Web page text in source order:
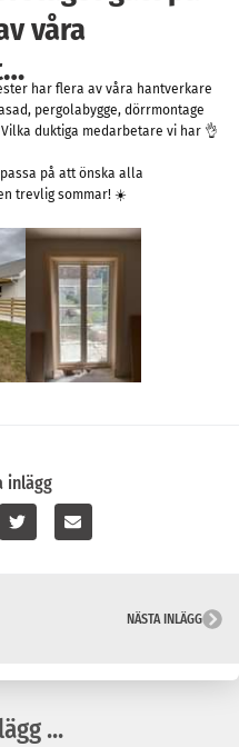
våra
har flera av våra hantverkare
pergolabygge, dörrmontage
duktiga medarbetare vi har 👌
på att önska alla
trevlig sommar! ☀️
inlägg
NÄSTA INLÄGG
...